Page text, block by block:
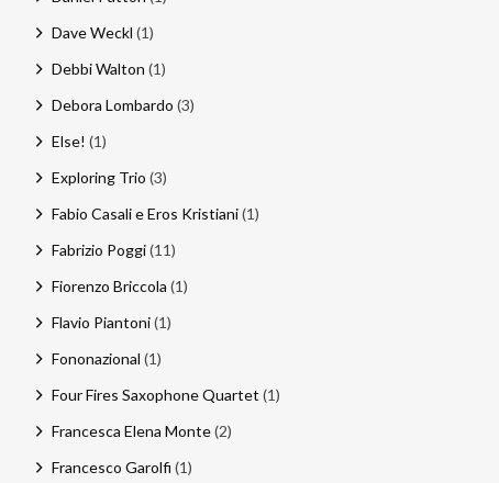
Dave Weckl (1)
Debbi Walton (1)
Debora Lombardo (3)
Else! (1)
Exploring Trio (3)
Fabio Casali e Eros Kristiani(1)
Fabrizio Poggi(11)
Fiorenzo Briccola (1)
Flavio Piantoni(1)
Fononazional (1)
Four Fires Saxophone Quartet (1)
Francesca Elena Monte(2)
Francesco Garolfi (1)